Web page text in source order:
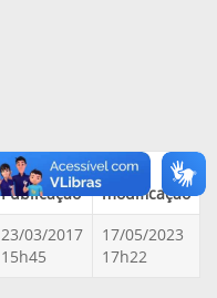
Data de
Publicação
Última
modificação
23/03/2017
15h45
17/05/2023
17h22